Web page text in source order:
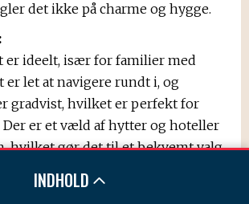
det ikke på charme og hygge.
er ideelt, især for familier med
er let at navigere rundt i, og
gradvist, hvilket er perfekt for
Der er et væld af hytter og hoteller
hvilket gør det til et bekvemt valg
INDHOLD